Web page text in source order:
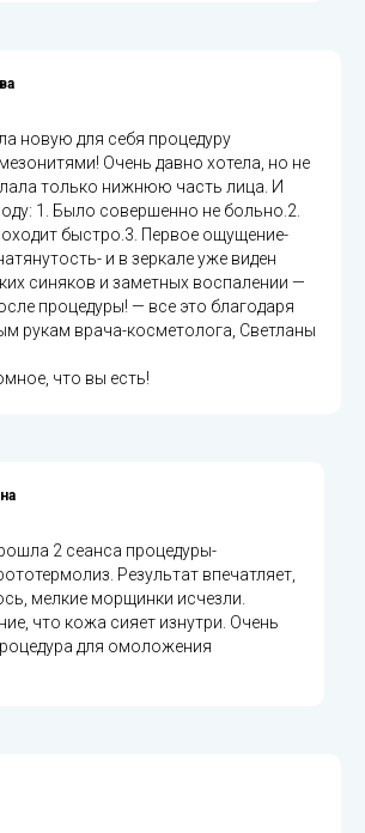
новую для себя процедуру
Очень давно хотела, но не
только нижнюю часть лица. И
1. Было совершенно не больно.2.
быстро.3. Первое ощущение-
и в зеркале уже виден
синяков и заметных воспалении —
процедуры! — все это благодаря
рукам врача-косметолога, Светланы
что вы есть!
2 сеанса процедуры-
Результат впечатляет,
мелкие морщинки исчезли.
что кожа сияет изнутри. Очень
для омоложения